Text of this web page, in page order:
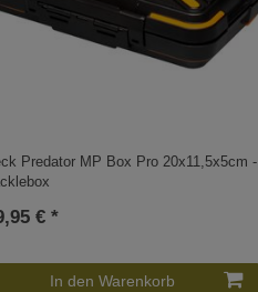
Predator MP Box Pro 20x11,5x5cm -
€ *
In den Warenkorb